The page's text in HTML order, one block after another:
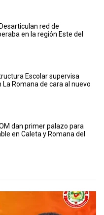
red de
en la región Este del
Escolar supervisa
La Romana de cara al nuevo
dan primer palazo para
en Caleta y Romana del